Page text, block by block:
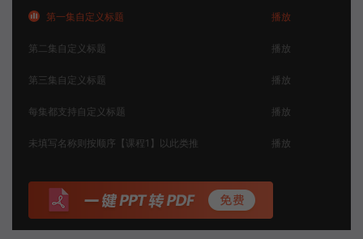
第一集自定义标题 播放
第二集自定义标题 播放
第三集自定义标题 播放
每集都支持自定义标题 播放
未填写名称则按顺序【课程1】以此类推 播放
未填写名称则按顺序【课程1】以此类推